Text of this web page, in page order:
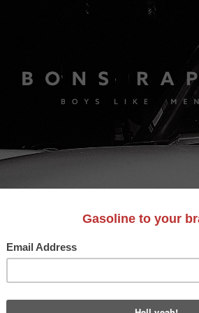
LIFESTYLE VIDEO